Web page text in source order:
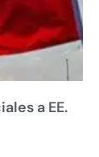
a EE.